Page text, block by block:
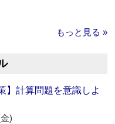
もっと見る »
】計算問題を意識しよ
)